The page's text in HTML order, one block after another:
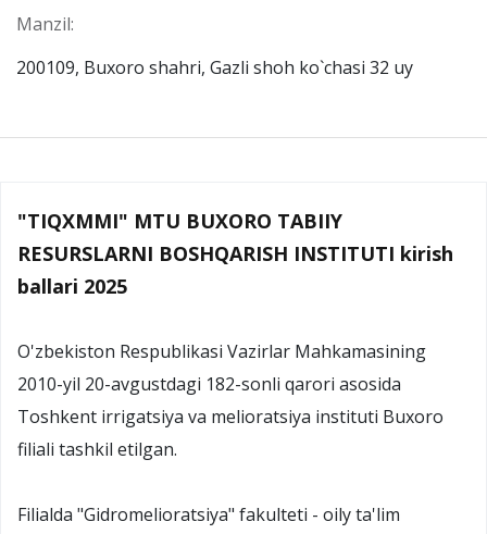
Manzil:
200109, Buxoro shahri, Gazli shoh ko`chasi 32 uy
"TIQXMMI" MTU BUXORO TABIIY
RESURSLARNI BOSHQARISH INSTITUTI kirish
ballari 2025
O'zbekiston Respublikasi Vazirlar Mahkamasining
2010-yil 20-avgustdagi 182-sonli qarori asosida
Toshkent irrigatsiya va melioratsiya instituti Buxoro
filiali tashkil etilgan.
Filialda "Gidromelioratsiya" fakulteti - oily ta'lim